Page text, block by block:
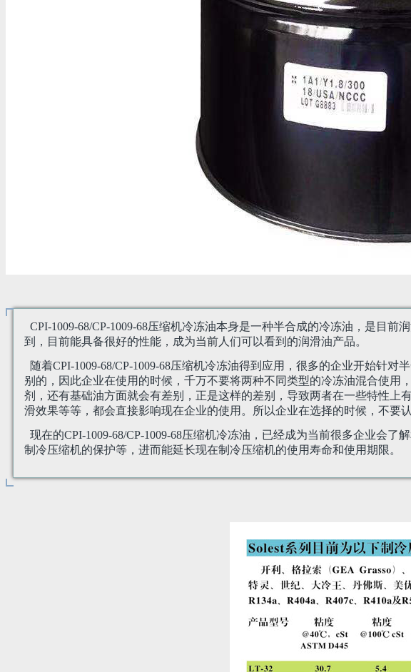
CPI-1009-68/CP-1009-68压缩机冷冻油本身是一种半合成的冷冻油，是目
到，目前能具备很好的性能，成为当前人们可以看到的润滑油产品。
随着CPI-1009-68/CP-1009-68压缩机冷冻油得到应用，很多的企业开始针
别的，因此企业在使用的时候，千万不要将两种不同类型的冷冻油混合使
剂，还有基础油方面就会有差别，正是这样的差别，导致两者在一些特性
滑效果等等，都会直接影响现在企业的使用。所以企业在选择的时候，不要
现在的CPI-1009-68/CP-1009-68压缩机冷冻油，已经成为当前很多企业会
制冷压缩机的保护等，进而能延长现在制冷压缩机的使用寿命和使用期限。